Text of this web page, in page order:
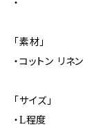
・
「素材」
・コットン リネン
「サイズ」
・L程度